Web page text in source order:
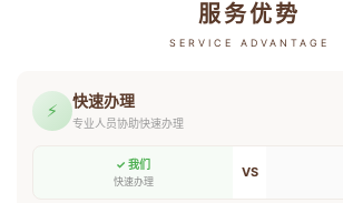
服务优势
SERVICE ADVANTAGE
⚡ 快速办理
专业人员协助快速办理
✓ 我们
快速办理
VS